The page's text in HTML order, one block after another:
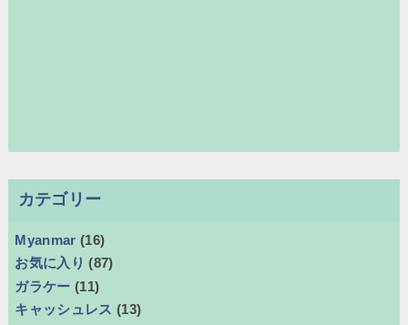
カテゴリー
Myanmar (16)
お気に入り (87)
ガラケー (11)
キャッシュレス (13)